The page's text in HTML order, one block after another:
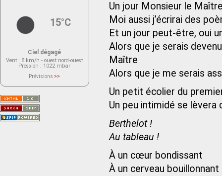
Un jour Monsieur le
Moi aussi j’écrirai des
Et un jour peut-être, oui
Alors que je serais
Maître
Alors que je me serais
Un petit écolier du
Un peu intimidé se lèvera
Berthelot !
Au tableau !
À un cœur bondissant
À un cerveau bouillonnant
15°C
Ciel dégagé
Vent : 8 km/h - ouest nord-ouest
Pression : 1022 mbar
Prévisions >>
actuellement aucune prévision
Saint-Nom.
Veuillez consulter le message du
service ci-dessous.
(401 - Invalid API key. Please see
https://openweathermap.org/faq#error401